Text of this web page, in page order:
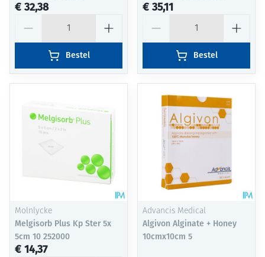
€ 32,38
Bestel
€ 35,11
Bestel
Molnlycke
Melgisorb Plus Kp Ster 5x
5cm 10 252000
€ 14,37
Advancis Medical
Algivon Alginate + Honey
10cmx10cm 5